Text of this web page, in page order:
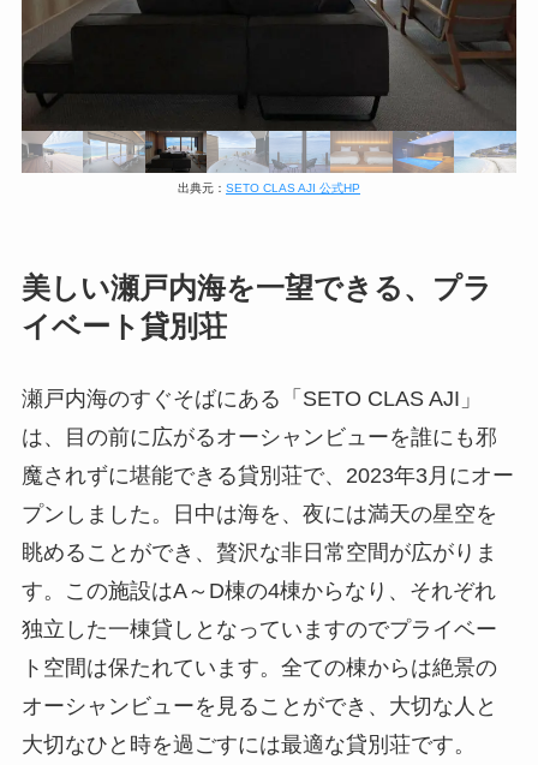
出典元： SETO CLAS AJI 公式HP
美しい瀬戸内海を一望できる、プラ
イベート貸別荘
瀬戸内海のすぐそばにある「SETO CLAS AJI」
は、目の前に広がるオーシャンビューを誰にも邪
魔されずに堪能できる貸別荘で、2023年3月にオー
プンしました。日中は海を、夜には満天の星空を
眺めることができ、贅沢な非日常空間が広がりま
す。この施設はA～D棟の4棟からなり、それぞれ
独立した一棟貸しとなっていますのでプライベー
ト空間は保たれています。全ての棟からは絶景の
オーシャンビューを見ることができ、大切な人と
大切なひと時を過ごすには最適な貸別荘です。